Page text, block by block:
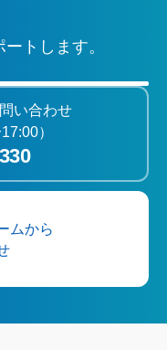
トします。
い合わせ
）
ムから